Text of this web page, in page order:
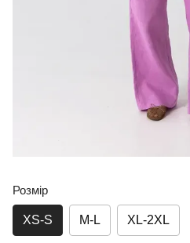
Розмір
XS-S M-L XL-2XL